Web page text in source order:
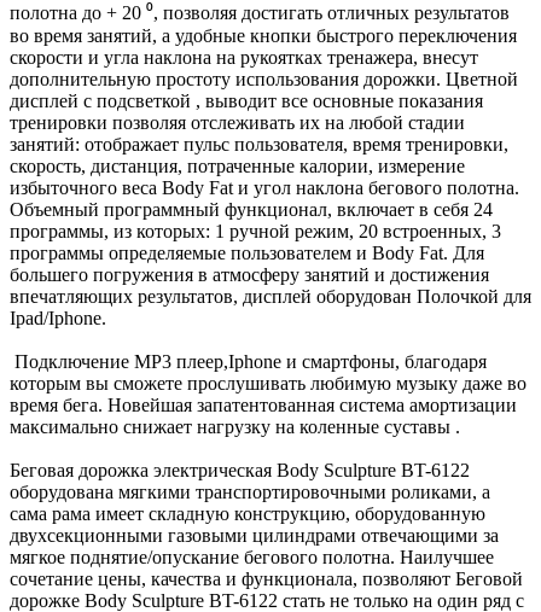
полотна до + 20 ⁰, позволяя достигать отличных результатов
во время занятий, а удобные кнопки быстрого переключения
скорости и угла наклона на рукоятках тренажера, внесут
дополнительную простоту использования дорожки. Цветной
дисплей с подсветкой , выводит все основные показания
тренировки позволяя отслеживать их на любой стадии
занятий: отображает пульс пользователя, время тренировки,
скорость, дистанция, потраченные калории, измерение
избыточного веса Body Fat и угол наклона бегового полотна.
Объемный программный функционал, включает в себя 24
программы, из которых: 1 ручной режим, 20 встроенных, 3
программы определяемые пользователем и Body Fat. Для
большего погружения в атмосферу занятий и достижения
впечатляющих результатов, дисплей оборудован Полочкой для
Ipad/Iphone.
Подключение MP3 плеер,Iphone и смартфоны, благодаря
которым вы сможете прослушивать любимую музыку даже во
время бега. Новейшая запатентованная система амортизации
максимально снижает нагрузку на коленные суставы .
Беговая дорожка электрическая Body Sculpture BT-6122
оборудована мягкими транспортировочными роликами, а
сама рама имеет складную конструкцию, оборудованную
двухсекционными газовыми цилиндрами отвечающими за
мягкое поднятие/опускание бегового полотна. Наилучшее
сочетание цены, качества и функционала, позволяют Беговой
дорожке Body Sculpture BT-6122 стать не только на один ряд с